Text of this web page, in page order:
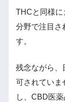
THCと同様
分野で注目さ
す。
残念ながら、
可されていま
し、CBD医